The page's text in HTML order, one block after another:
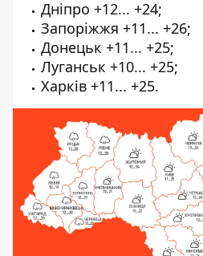
Дніпро +12... +24;
Запоріжжя +11... +26;
Донецьк +11... +25;
Луганськ +10... +25;
Харків +11... +25.